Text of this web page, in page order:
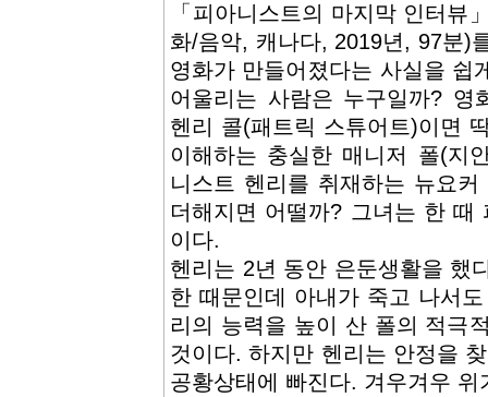
「피아니스트의 마지막 인터뷰
화/음악, 캐나다, 2019년, 97분)
영화가 만들어졌다는 사실을 쉽
어울리는 사람은 누구일까? 영
헨리 콜(패트릭 스튜어트)이면
이해하는 충실한 매니저 폴(지
니스트 헨리를 취재하는 뉴요
더해지면 어떨까? 그녀는 한 때
이다.
헨리는 2년 동안 은둔생활을 했
한 때문인데 아내가 죽고 나서
리의 능력을 높이 산 폴의 적극
것이다. 하지만 헨리는 안정을
공황상태에 빠진다. 겨우겨우